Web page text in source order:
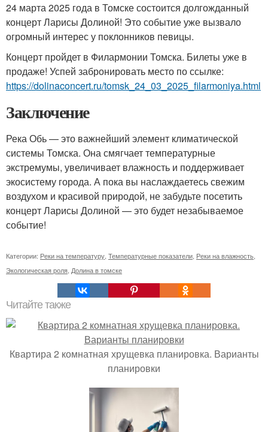
24 марта 2025 года в Томске состоится долгожданный
концерт Ларисы Долиной! Это событие уже вызвало
огромный интерес у поклонников певицы.
Концерт пройдет в Филармонии Томска. Билеты уже в
продаже! Успей забронировать место по ссылке:
https://dolinaconcert.ru/tomsk_24_03_2025_filarmoniya.html
Заключение
Река Обь — это важнейший элемент климатической
системы Томска. Она смягчает температурные
экстремумы, увеличивает влажность и поддерживает
экосистему города. А пока вы наслаждаетесь свежим
воздухом и красивой природой, не забудьте посетить
концерт Ларисы Долиной — это будет незабываемое
событие!
Категории: Реки на температуру Температурные показатели Реки на влажность
Экологическая роля Долина в томске
Читайте также
Квартира 2 комнатная хрущевка планировка. Варианты
планировки